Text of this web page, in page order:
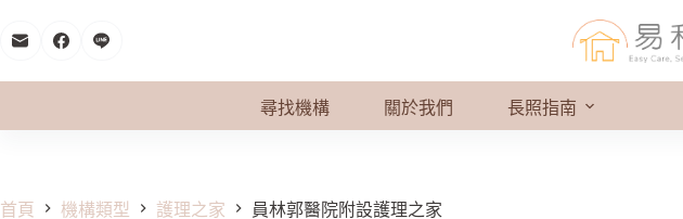
至
尋找機構 關於我們 長照指南
首頁 機構類型 護理之家 員林郭醫院附設護理之家